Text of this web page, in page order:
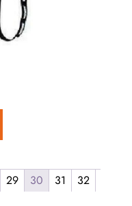
Ce
a
variations.
29 30 31
32